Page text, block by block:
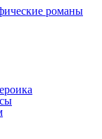
романы